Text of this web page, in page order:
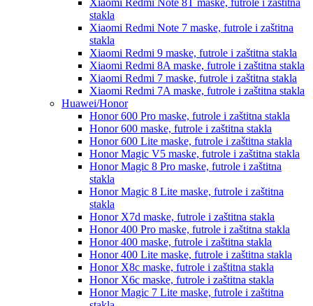
stakla
Xiaomi Redmi Note 7 maske, futrole i zaštitna
stakla
Xiaomi Redmi 9 maske, futrole i zaštitna stakla
Xiaomi Redmi 8A maske, futrole i zaštitna stakla
Xiaomi Redmi 7 maske, futrole i zaštitna stakla
Xiaomi Redmi 7A maske, futrole i zaštitna stakla
Huawei/Honor
Honor 600 Pro maske, futrole i zaštitna stakla
Honor 600 maske, futrole i zaštitna stakla
Honor 600 Lite maske, futrole i zaštitna stakla
Honor Magic V5 maske, futrole i zaštitna stakla
Honor Magic 8 Pro maske, futrole i zaštitna
stakla
Honor Magic 8 Lite maske, futrole i zaštitna
stakla
Honor X7d maske, futrole i zaštitna stakla
Honor 400 Pro maske, futrole i zaštitna stakla
Honor 400 maske, futrole i zaštitna stakla
Honor 400 Lite maske, futrole i zaštitna stakla
Honor X8c maske, futrole i zaštitna stakla
Honor X6c maske, futrole i zaštitna stakla
Honor Magic 7 Lite maske, futrole i zaštitna